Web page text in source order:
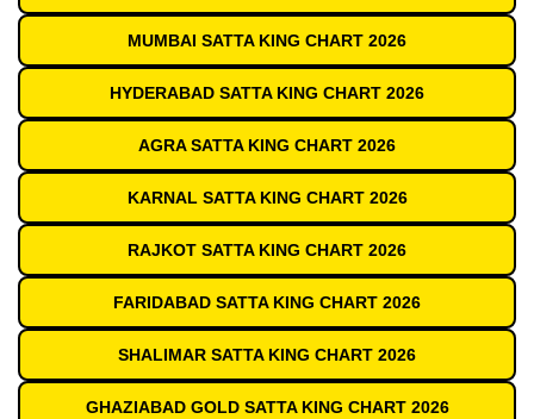
MUMBAI SATTA KING CHART 2026
HYDERABAD SATTA KING CHART 2026
AGRA SATTA KING CHART 2026
KARNAL SATTA KING CHART 2026
RAJKOT SATTA KING CHART 2026
FARIDABAD SATTA KING CHART 2026
SHALIMAR SATTA KING CHART 2026
GHAZIABAD GOLD SATTA KING CHART 2026